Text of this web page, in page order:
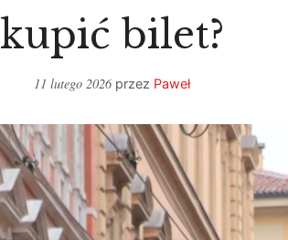
kupić bilet?
11 lutego 2026 przez Paweł